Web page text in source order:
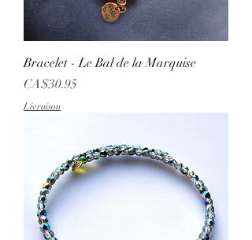
Bracelet - Le Bal de la Marquise
Price
CA$30.95
Livraison